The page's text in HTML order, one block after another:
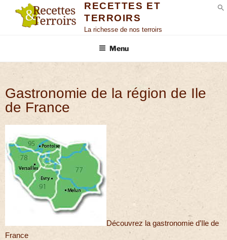
RECETTES ET
TERROIRS
La richesse de nos terroirs
Menu
Gastronomie de la région de Ile
de France
Découvrez la gastronomie d’Ile de
France